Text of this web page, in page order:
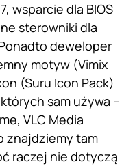
wsparcie dla BIOS
sterowniki dla
deweloper
motyw (Vimix
(Suru Icon Pack)
sam używa –
VLC Media
znajdziemy tam
raczej nie dotyczą